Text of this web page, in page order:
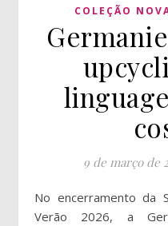
COLEÇÃO
9 de março de
No encerramento da Semana de Alta-Costura de
Verão 2026, a